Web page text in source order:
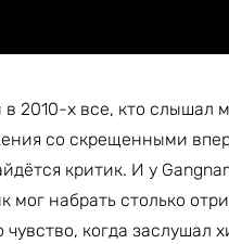
в 2010-х все, кто слышал
со скрещенными
критик. И у
мог набрать столько
когда заслушал